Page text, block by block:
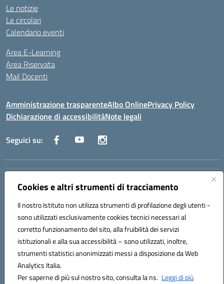
Cookies e altri strumenti di tracciamento
Il nostro Istituto non utilizza strumenti di profilazione degli utenti -
sono utilizzati esclusivamente cookies tecnici necessari al
corretto funzionamento del sito, alla fruibilità dei servizi
istituzionali e alla sua accessibilità – sono utilizzati, inoltre,
strumenti statistici anonimizzati messi a disposizione da Web
Analytics Italia.
Per saperne di più sul nostro sito, consulta la ns. Leggi di più
Le notizie
Le circolari
Calendario eventi
Area E-Learning
Area Riservata
Mail Docenti
Amministrazione trasparenteAlbo OnlinePrivacy Policy
Dichiarazione di accessibilitàNote legali
Seguici su:
Indirizzo:
Centralino:0885 417864 Email:fgpc180008@istruzione.it
Codice fiscale: 90043150714
Codice meccanografico:
FGPC180008
Codice Indice delle Pubbliche Amministrazioni (IPA): lzcc
Hosting & Powered by 3D Solution S.r.l.